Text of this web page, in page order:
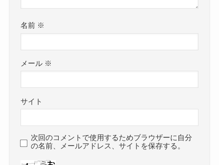
名前 ※
メール ※
サイト
次回のコメントで使用するためブラウザーに自分
の名前、メールアドレス、サイトを保存する。